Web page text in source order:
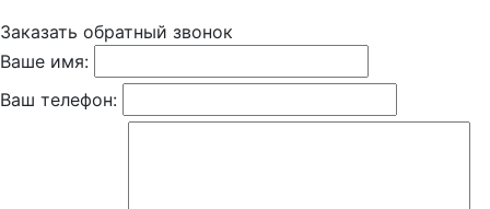
Заказать обратный звонок
Ваше имя:
Ваш телефон: